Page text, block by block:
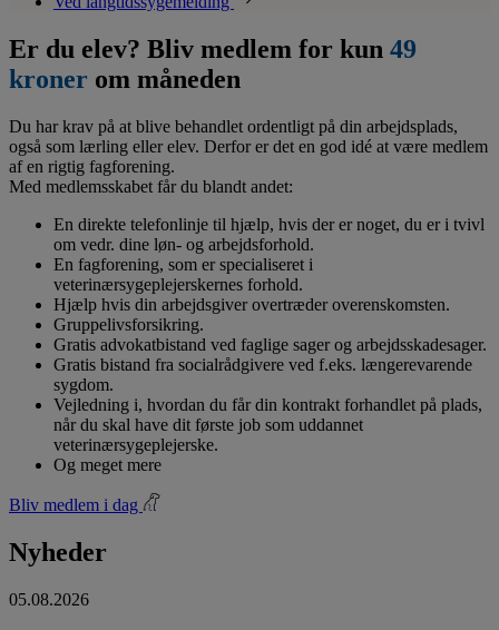
Er du elev? Bliv medlem for kun 49
kroner om måneden
Du har krav på at blive behandlet ordentligt på din arbejdsplads,
også som lærling eller elev. Derfor er det en god idé at være medlem
af en rigtig fagforening.
Med medlemsskabet får du blandt andet:
En direkte telefonlinje til hjælp, hvis der er noget, du er i tvivl
om vedr. dine løn- og arbejdsforhold.
En fagforening, som er specialiseret i
veterinærsygeplejerskernes forhold.
Hjælp hvis din arbejdsgiver overtræder overenskomsten.
Gruppelivsforsikring.
Gratis advokatbistand ved faglige sager og arbejdsskadesager.
Gratis bistand fra socialrådgivere ved f.eks. længerevarende
sygdom.
Vejledning i, hvordan du får din kontrakt forhandlet på plads,
når du skal have dit første job som uddannet
veterinærsygeplejerske.
Og meget mere
Bliv medlem i dag
Nyheder
05.08.2026